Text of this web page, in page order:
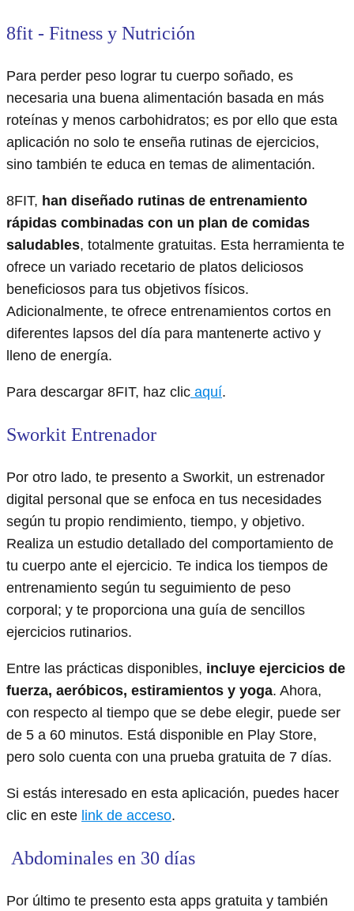
8fit - Fitness y Nutrición
Para perder peso lograr tu cuerpo soñado, es
necesaria una buena alimentación basada en más
roteínas y menos carbohidratos; es por ello que esta
aplicación no solo te enseña rutinas de ejercicios,
sino también te educa en temas de alimentación.
8FIT, han diseñado rutinas de entrenamiento
rápidas combinadas con un plan de comidas
saludables, totalmente gratuitas. Esta herramienta te
ofrece un variado recetario de platos deliciosos
beneficiosos para tus objetivos físicos.
Adicionalmente, te ofrece entrenamientos cortos en
diferentes lapsos del día para mantenerte activo y
lleno de energía.
Para descargar 8FIT, haz clic aquí.
Sworkit Entrenador
Por otro lado, te presento a Sworkit, un estrenador
digital personal que se enfoca en tus necesidades
según tu propio rendimiento, tiempo, y objetivo.
Realiza un estudio detallado del comportamiento de
tu cuerpo ante el ejercicio. Te indica los tiempos de
entrenamiento según tu seguimiento de peso
corporal; y te proporciona una guía de sencillos
ejercicios rutinarios.
Entre las prácticas disponibles, incluye ejercicios de
fuerza, aeróbicos, estiramientos y yoga. Ahora,
con respecto al tiempo que se debe elegir, puede ser
de 5 a 60 minutos. Está disponible en Play Store,
pero solo cuenta con una prueba gratuita de 7 días.
Si estás interesado en esta aplicación, puedes hacer
clic en este link de acceso.
Abdominales en 30 días
Por último te presento esta apps gratuita y también